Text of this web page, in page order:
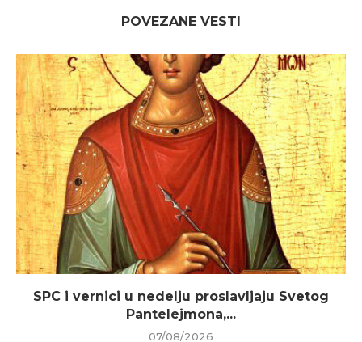
POVEZANE VESTI
SPC i vernici u nedelju proslavljaju Svetog
Pantelejmona,...
07/08/2026